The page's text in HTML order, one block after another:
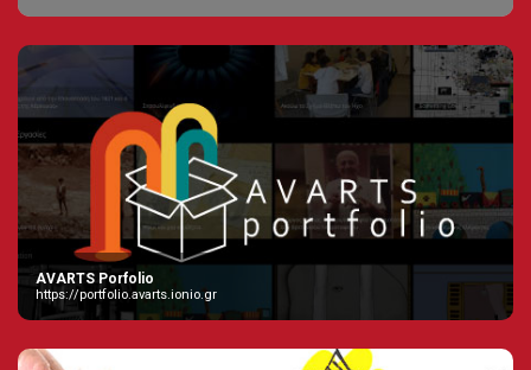
AVARTS Porfolio
https://portfolio.avarts.ionio.gr